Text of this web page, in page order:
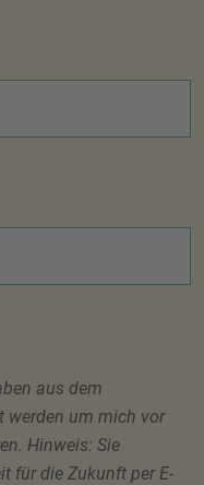
aus dem
werden um mich vor
Hinweis: Sie
für die Zukunft per E-